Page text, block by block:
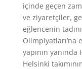
içinde geçen
ve ziyaretçiler,
eğlencenin
Olimpiyatları’na
yapının
Helsinki